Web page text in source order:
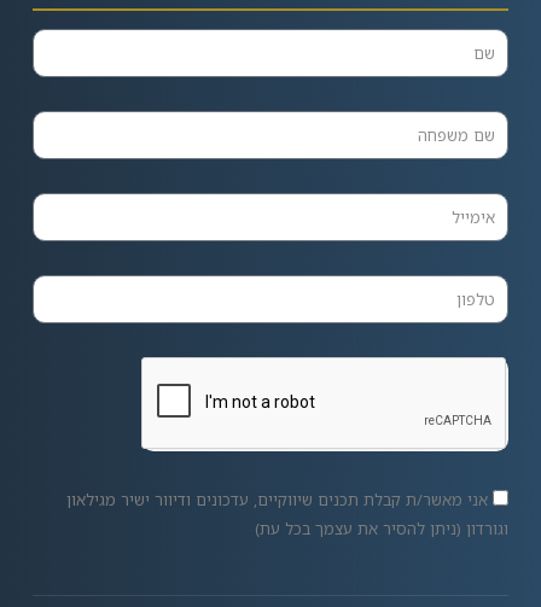
אני מאשר/ת קבלת תכנים שיווקיים, עדכונים ודיוור ישיר מגילאון
וגורדון (ניתן להסיר את עצמך בכל עת)